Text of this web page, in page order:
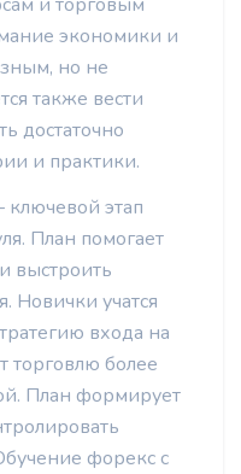
экономики и
но не
также вести
достаточно
и практики.
ключевой этап
План помогает
выстроить
Новички учатся
входа на
торговлю более
План формирует
форекс с